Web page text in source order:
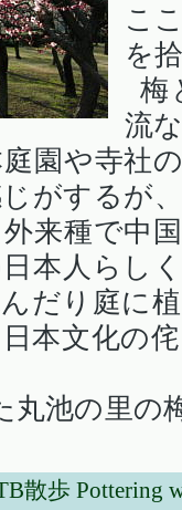
こ
を
梅
流
園や寺社
がするが
来種で中
本人らし
だり庭に
本文化の
丸池の里の
散歩 Pottering